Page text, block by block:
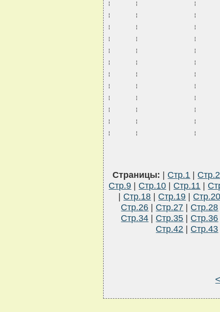
¦       ¦                ¦
¦       ¦                ¦
¦       ¦                ¦
¦       ¦                ¦
¦       ¦                ¦
¦       ¦                ¦
¦       ¦                ¦
¦       ¦                ¦
¦       ¦                ¦
¦       ¦                ¦
¦       ¦                ¦
¦       ¦                ¦
Страницы: | Стр.1 | Стр.2
Стр.9 | Стр.10 | Стр.11 |
| Стр.18 | Стр.19 |
Стр.26 | Стр.27 | Стр.28
Стр.34 | Стр.35 | Стр.36
Стр.42 | Стр.43